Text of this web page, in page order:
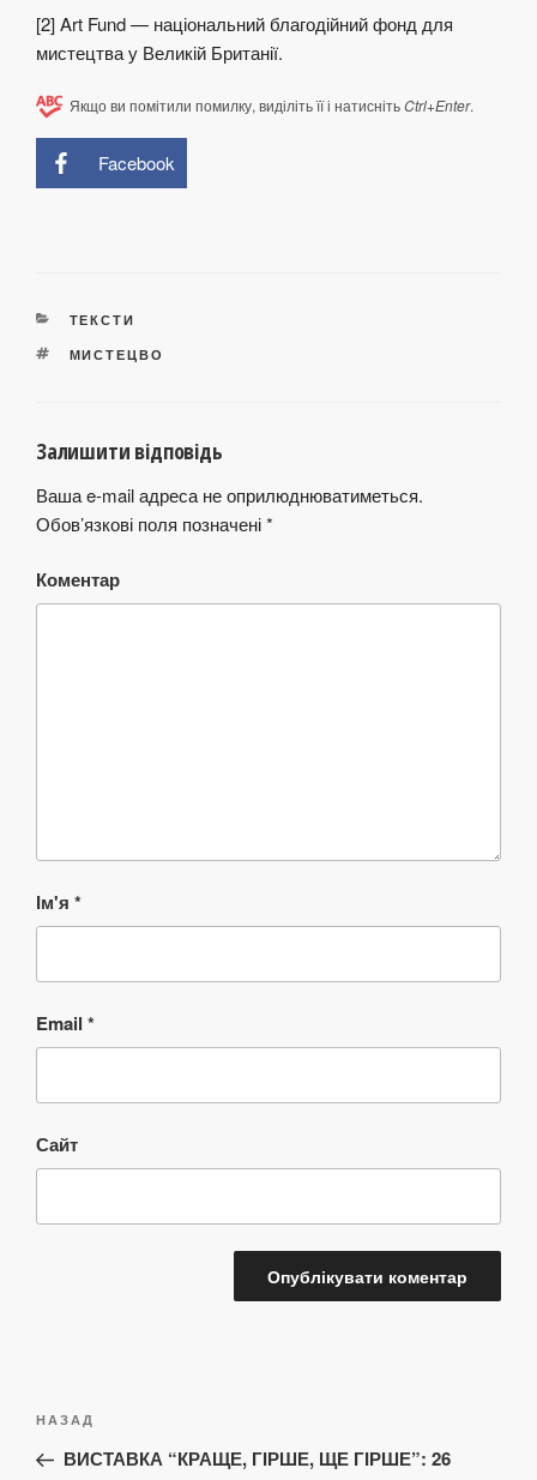
[2] Art Fund — національний благодійний фонд для
мистецтва у Великій Британії.
Якщо ви помітили помилку, виділіть її і натиснітьCtrl+Enter.
Facebook
КАТЕГОРІЇ
ТЕКСТИ
ПОЗНАЧКИ
МИСТЕЦВО
Залишити відповідь
Ваша e-mail адреса не оприлюднюватиметься.
Обов’язкові поля позначені*
Коментар
Ім'я *
Email *
Сайт
записів
Попередній
запис:
НАЗАД
ВИСТАВКА “КРАЩЕ, ГІРШЕ, ЩЕ ГІРШЕ”: 26